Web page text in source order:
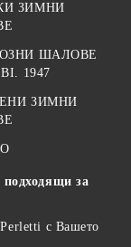
ЗИМНИ
ШАЛОВЕ
1947
ЗИМНИ
подходящи за
с Вашето